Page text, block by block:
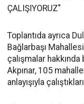
ÇALIŞIYORUZ"
Toplantıda ayrıca
Bağlarbaşı
çalışmalar
Akpınar, 105
anlayışıyla